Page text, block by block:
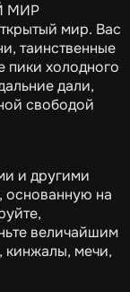
МИР
мир. Вас
таинственные
пики холодного
дали,
свободой
и другими
основанную на
величайшим
кинжалы, мечи,